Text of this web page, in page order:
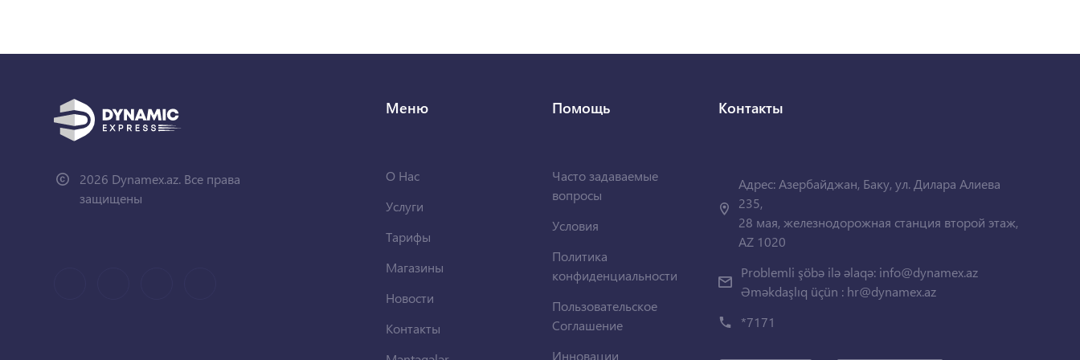
2026 Dynamex.az. Все права
защищены
Меню
О Нас
Услуги
Тарифы
Магазины
Новости
Контакты
Помощь
Часто задаваемые
вопросы
Условия
Политика
конфиденциальности
Пользовательское
Соглашение
Инновации
Контакты
Адрес: Азербайджан, Баку, ул. Дилара Алиева
235,
28 мая, железнодорожная станция второй этаж,
AZ 1020
Problemli şöbə ilə əlaqə: info@dynamex.az
Əməkdaşlıq üçün : hr@dynamex.az
*7171